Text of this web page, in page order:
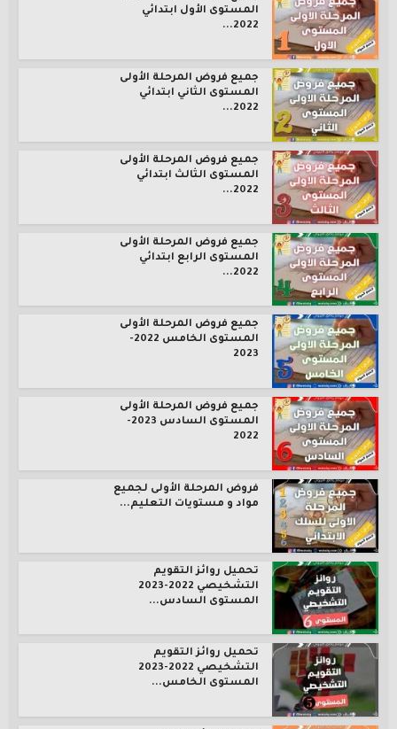
المستوى الأول ابتدائي
2022...
جميع فروض المرحلة الأولى
المستوى الثاني ابتدائي
2022...
جميع فروض المرحلة الأولى
المستوى الثالث ابتدائي
2022...
جميع فروض المرحلة الأولى
المستوى الرابع ابتدائي
2022...
جميع فروض المرحلة الأولى
المستوى الخامس 2022-
2023
جميع فروض المرحلة الأولى
المستوى السادس 2023-
2022
فروض المرحلة الأولى لجميع
مواد و مستويات التعليم...
تحميل روائز التقويم
التشخيصي 2022-2023
المستوى السادس...
تحميل روائز التقويم
التشخيصي 2022-2023
المستوى الخامس...